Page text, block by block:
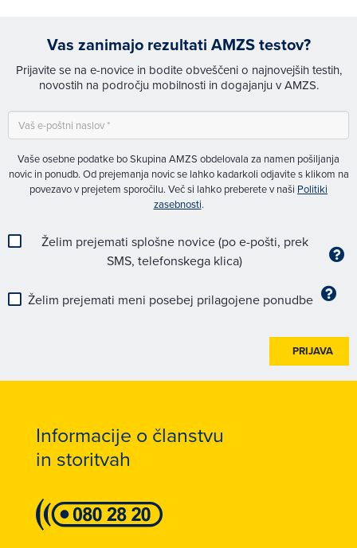
Vas zanimajo rezultati AMZS testov?
Prijavite se na e-novice in bodite obveščeni o najnovejših testih,
novostih na področju mobilnosti in dogajanju v AMZS.
Vaše osebne podatke bo Skupina AMZS obdelovala za namen pošiljanja
novic in ponudb. Od prejemanja novic se lahko kadarkoli odjavite s klikom na
povezavo v prejetem sporočilu. Več si lahko preberete v naši Politiki
zasebnosti.
Želim prejemati splošne novice (po e-pošti, prek
SMS, telefonskega klica)
Želim prejemati meni posebej prilagojene ponudbe
PRIJAVA
Informacije o članstvu
in storitvah